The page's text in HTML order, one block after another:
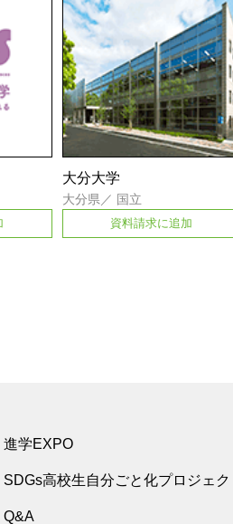
大分大学
大分県 ／ 国立
資料請求に追加
進学EXPO
SDGs高校生自分ごと化プロジェク
Q&A